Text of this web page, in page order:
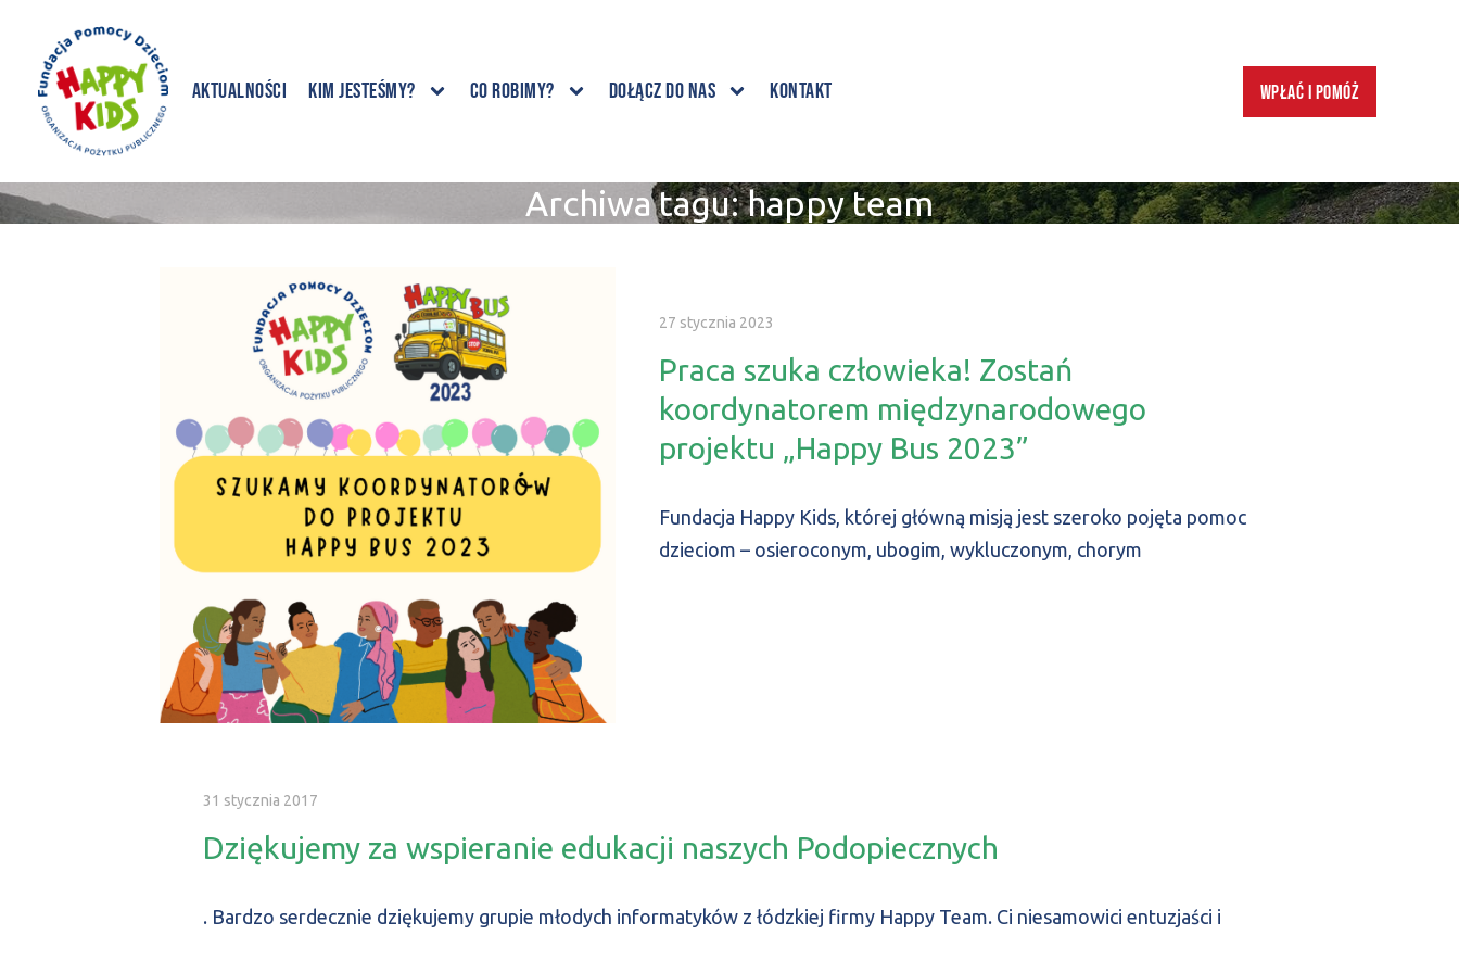
Aktualności Kim jesteśmy? Co robimy? Dołącz do nas Kontakt Wpłać i pomóż
Archiwa tagu:happy team
27 stycznia 2023
Praca szuka człowieka! Zostań
koordynatorem międzynarodowego
projektu „Happy Bus 2023”
Fundacja Happy Kids, której główną misją jest szeroko pojęta pomoc
dzieciom – osieroconym, ubogim, wykluczonym, chorym
31 stycznia 2017
Dziękujemy za wspieranie edukacji naszych Podopiecznych
. Bardzo serdecznie dziękujemy grupie młodych informatyków z łódzkiej firmy Happy Team. Ci niesamowici entuzjaści i